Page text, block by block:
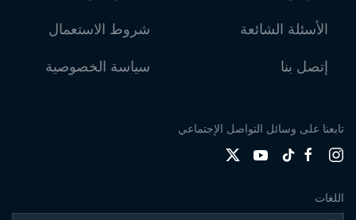
الأسئلة الشائعة
إتصل بنا
شروط الاستعمال
سياسة الخصوصية
تابعنا على وسائل التواصل الإجتماعي
اللغات